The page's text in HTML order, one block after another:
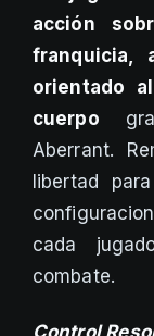
acción
franquicia,
orientado
cuerpo
Aberrant.
libertad
cada
combate.